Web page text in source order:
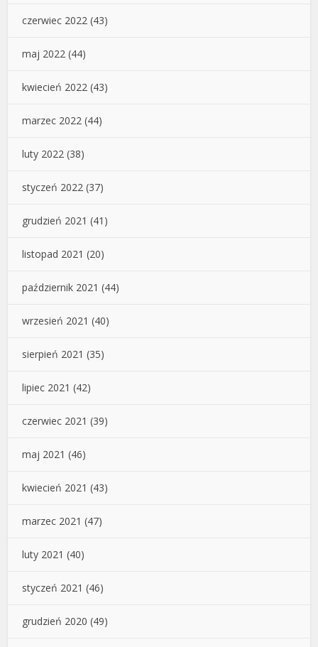
czerwiec 2022 (43)
maj 2022 (44)
kwiecień 2022 (43)
marzec 2022 (44)
luty 2022 (38)
styczeń 2022 (37)
grudzień 2021 (41)
listopad 2021 (20)
październik 2021 (44)
wrzesień 2021 (40)
sierpień 2021 (35)
lipiec 2021 (42)
czerwiec 2021 (39)
maj 2021 (46)
kwiecień 2021 (43)
marzec 2021 (47)
luty 2021 (40)
styczeń 2021 (46)
grudzień 2020 (49)